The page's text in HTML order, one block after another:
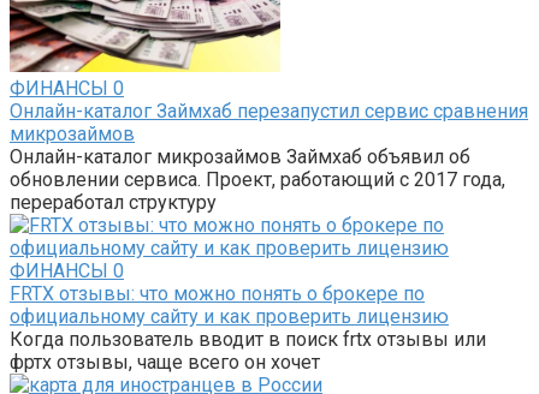
ФИНАНСЫ 0
Онлайн-каталог Займхаб перезапустил сервис сравнения
микрозаймов
Онлайн-каталог микрозаймов Займхаб объявил об
обновлении сервиса. Проект, работающий с 2017 года,
переработал структуру
ФИНАНСЫ 0
FRTX отзывы: что можно понять о брокере по
официальному сайту и как проверить лицензию
Когда пользователь вводит в поиск frtx отзывы или
фртх отзывы, чаще всего он хочет